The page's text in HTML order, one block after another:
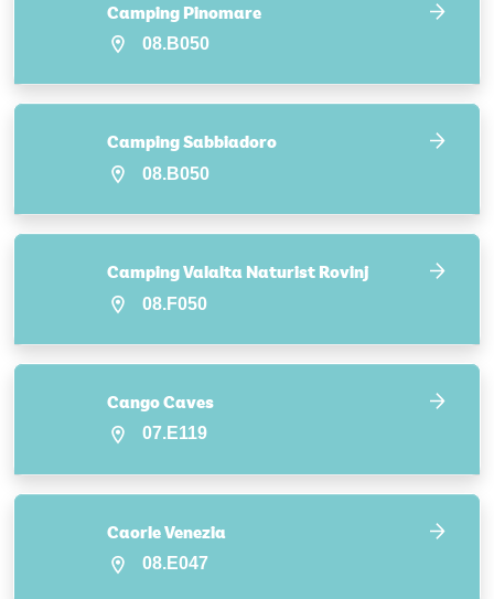
Camping Pinomare
08.B050
Camping Sabbiadoro
08.B050
Camping Valalta Naturist Rovinj
08.F050
Cango Caves
07.E119
Caorle Venezia
08.E047